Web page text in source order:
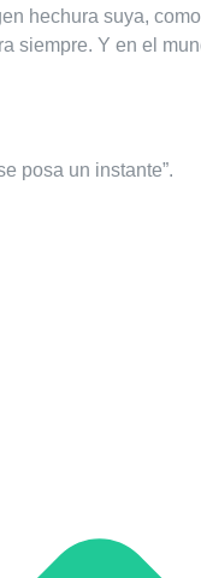
hechura suya, como
siempre. Y en el
posa un instante”.